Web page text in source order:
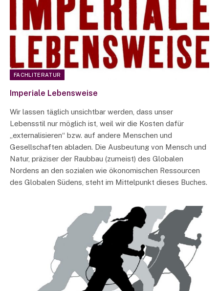
FACHLITERATUR
Imperiale Lebensweise
Wir lassen täglich unsichtbar werden, dass unser
Lebensstil nur möglich ist, weil wir die Kosten dafür
„externalisieren“ bzw. auf andere Menschen und
Gesellschaften abladen. Die Ausbeutung von Mensch und
Natur, präziser der Raubbau (zumeist) des Globalen
Nordens an den sozialen wie ökonomischen Ressourcen
des Globalen Südens, steht im Mittelpunkt dieses Buches.